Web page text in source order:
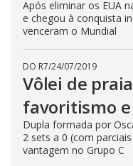
Após eliminar os EUA
e chegou à conquista
venceram o Mundial
DO R7/24/07/2019
Vôlei de
favoritismo
Dupla formada por
2 sets a 0 (com
vantagem no Grupo C